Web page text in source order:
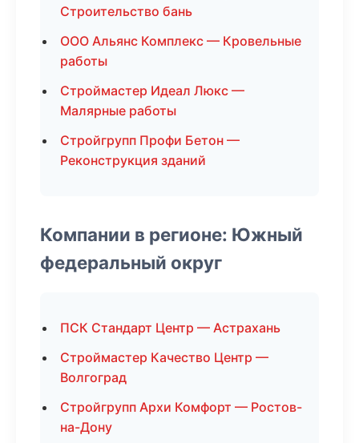
Строительство бань
ООО Альянс Комплекс — Кровельные
работы
Строймастер Идеал Люкс —
Малярные работы
Стройгрупп Профи Бетон —
Реконструкция зданий
Компании в регионе: Южный
федеральный округ
ПСК Стандарт Центр — Астрахань
Строймастер Качество Центр —
Волгоград
Стройгрупп Архи Комфорт — Ростов-
на-Дону